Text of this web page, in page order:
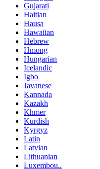
Gujarati
Haitian
Hausa
Hawaiian
Hebrew
Hmong
Hungarian
Icelandic
Igbo
Javanese
Kannada
Kazakh
Khmer
Kurdish
Kyrgyz
Latin
Latvian
Lithuanian
Luxembou..